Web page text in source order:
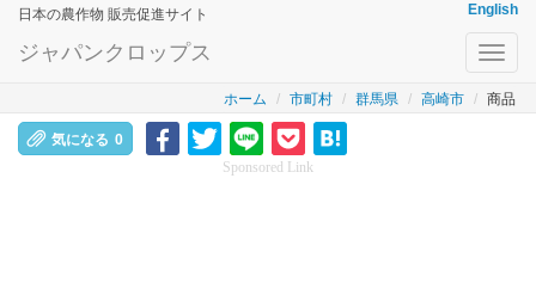
日本の農作物 販売促進サイト English
ジャパンクロップス
ホーム 市町村 群馬県 高崎市 商品
気になる 0
Sponsored Link